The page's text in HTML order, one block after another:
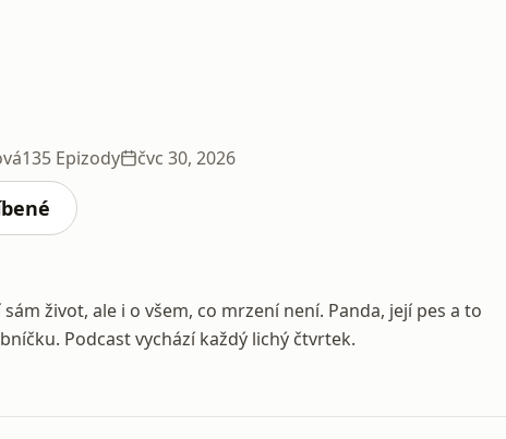
135 Epizody čvc 30, 2026
život, ale i o všem, co mrzení není. Panda, její pes a to
Podcast vychází každý lichý čtvrtek.